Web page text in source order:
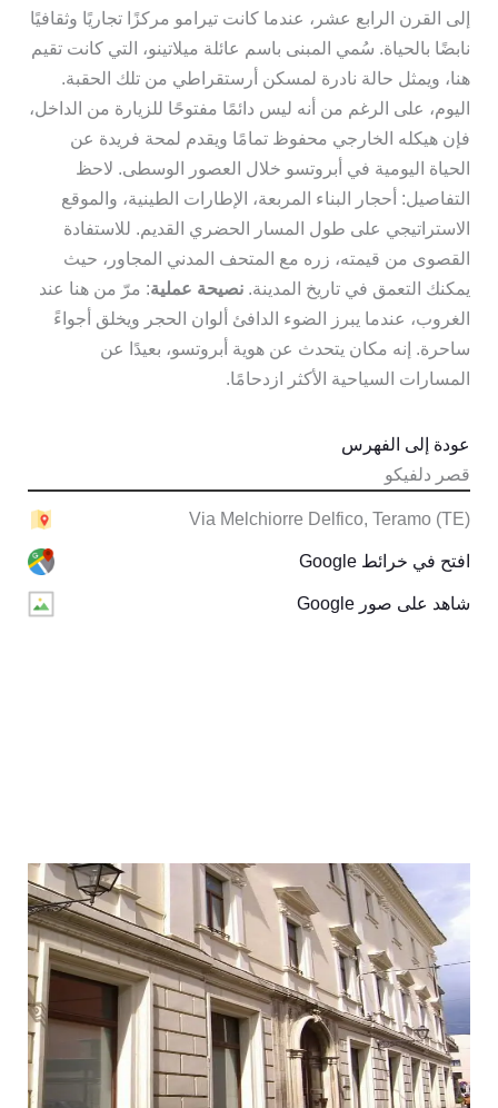
إلى القرن الرابع عشر، عندما كانت تيرامو مركزًا تجاريًا وثقافيًا
نابضًا بالحياة. سُمي المبنى باسم عائلة ميلاتينو، التي كانت تقيم
هنا، ويمثل حالة نادرة لمسكن أرستقراطي من تلك الحقبة.
اليوم، على الرغم من أنه ليس دائمًا مفتوحًا للزيارة من الداخل،
فإن هيكله الخارجي محفوظ تمامًا ويقدم لمحة فريدة عن
الحياة اليومية في أبروتسو خلال العصور الوسطى. لاحظ
التفاصيل: أحجار البناء المربعة، الإطارات الطينية، والموقع
الاستراتيجي على طول المسار الحضري القديم. للاستفادة
القصوى من قيمته، زره مع المتحف المدني المجاور، حيث
يمكنك التعمق في تاريخ المدينة. نصيحة عملية: مرّ من هنا عند
الغروب، عندما يبرز الضوء الدافئ ألوان الحجر ويخلق أجواءً
ساحرة. إنه مكان يتحدث عن هوية أبروتسو، بعيدًا عن
المسارات السياحية الأكثر ازدحامًا.
قصر دلفيكو
عودة إلى الفهرس
Via Melchiorre Delfico, Teramo (TE)
افتح في خرائط Google
شاهد على صور Google